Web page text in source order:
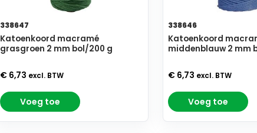
338647
Katoenkoord macramé
grasgroen 2 mm bol/200 g
€ 6,73 excl. BTW
Voeg toe
338646
Katoenkoord
middenblauw 2 mm
€ 6,73 excl. BTW
Voeg toe